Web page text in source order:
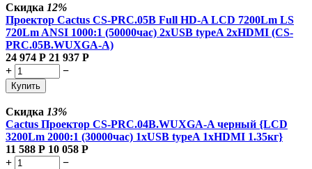
Скидка 12%
Проектор Cactus CS-PRC.05B Full HD-A LCD 7200Lm LS
720Lm ANSI 1000:1 (50000час) 2xUSB typeA 2xHDMI (CS-
PRC.05B.WUXGA-A)
24 974 Р 21 937 Р
+
−
Купить
Скидка 13%
Cactus Проектор CS-PRC.04B.WUXGA-A черный {LCD
3200Lm 2000:1 (30000час) 1xUSB typeA 1xHDMI 1.35кг}
11 588 Р 10 058 Р
+
−